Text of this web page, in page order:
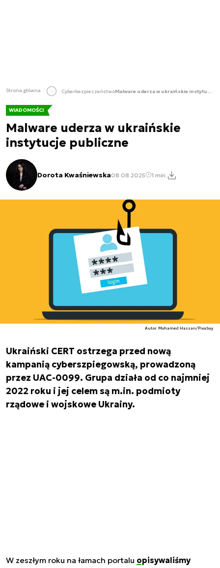
Strona główna Cyberbezpieczeństwo Malware uderza w ukraińskie instytucje publiczne
WIADOMOŚCI
Malware uderza w ukraińskie
instytucje publiczne
Dorota Kwaśniewska08.08.2025 1 min.
Autor. Mohamed Hassan/Pixabay
Ukraiński CERT ostrzega przed nową
kampanią cyberszpiegowską, prowadzoną
przez UAC-0099. Grupa działa od co najmniej
2022 roku i jej celem są m.in. podmioty
rządowe i wojskowe Ukrainy.
W zeszłym roku na łamach portalu opisywaliśmy